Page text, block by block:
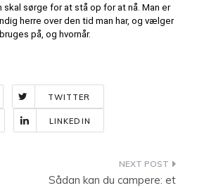
skal sørge for at stå op for at nå. Man er
herre over den tid man har, og vælger
på, og hvornår.
TWITTER
LINKEDIN
Sådan kan du campere: et